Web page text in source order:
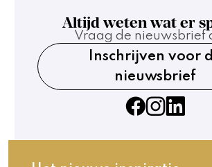
Altijd weten wat er
Vraag de nieuwsbrief
Inschrijven voor
nieuwsbrief